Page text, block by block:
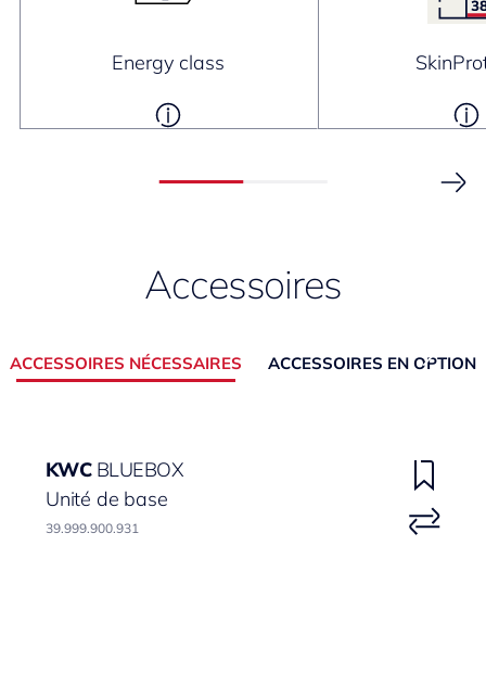
Energy class
Accessoires
ACCESSOIRES NÉCESSAIRES ACCESSOIRES EN OPTION
KWC BLUEBOX
Unité de base
39.999.900.931